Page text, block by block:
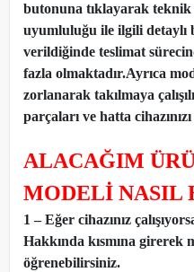
butonuna tıklayarak teknik
uyumluluğu ile ilgili detaylı
verildiğinde teslimat
fazla olmaktadır.Ayrıca
zorlanarak takılmaya
parçaları ve hatta
ALACAĞIM
MODELİ NASIL
1 – Eğer cihazınız
Hakkında kısmına girerek
öğrenebilirsiniz.